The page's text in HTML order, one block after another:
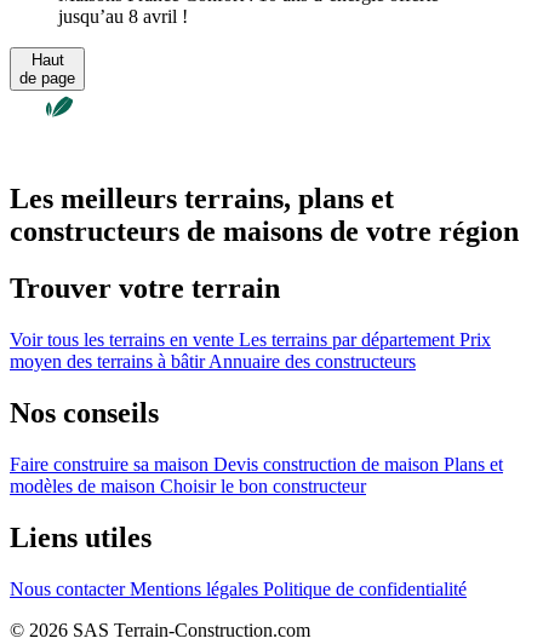
jusqu’au 8 avril !
Haut
de page
Les meilleurs terrains, plans et
constructeurs de maisons de votre région
Trouver votre terrain
Voir tous les terrains en vente Les terrains par département Prix
moyen des terrains à bâtirAnnuaire des constructeurs
Nos conseils
Faire construire sa maison Devis construction de maison Plans et
modèles de maison Choisir le bon constructeur
Liens utiles
Nous contacterMentions légales Politique de confidentialité
© 2026 SAS Terrain-Construction.com